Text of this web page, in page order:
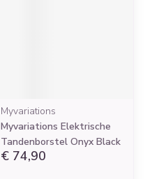
Myvariations
Myvariations Elektrische
Tandenborstel Onyx Black
€ 74,90